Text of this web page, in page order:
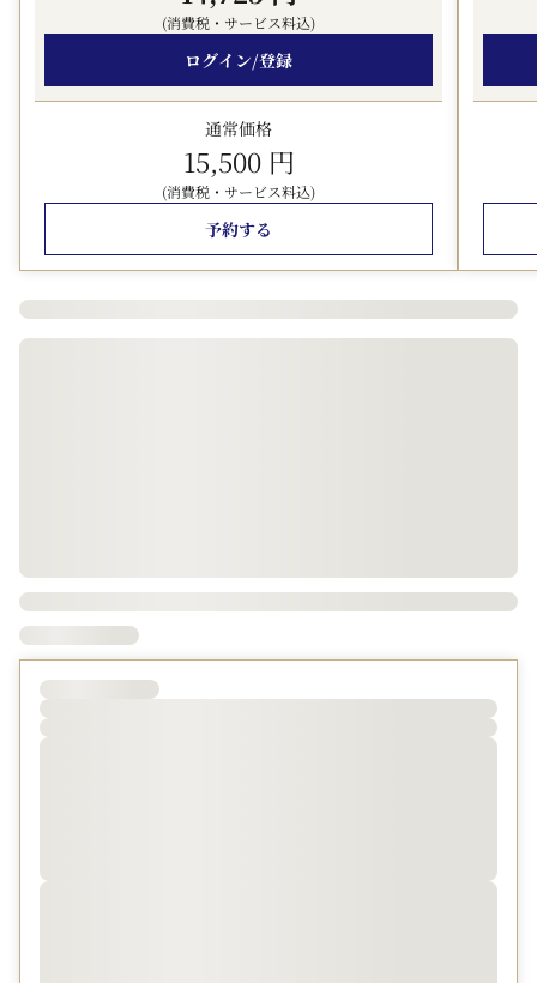
寛げるお部屋タイプもご用意！（アドバンスフロアのみ）
・旅の目的に合わせてご利用いただける、機能性と利便性
を兼ね備えた多様な客室
・京浜急行「穴守稲荷駅」より徒歩3分の好立地
【レストラン：Cafe&Dining HARUHORO】
入口をくぐると光をふんだんに取り込んだ開放的なテーブ
ル席が広がります。
素材を生かし四季折々の食材をふんだんに使用した週替わ
りのランチメニューや、
おります。
ホテル出発は4：00a.m.～、空港からホテルへは0：
00a.m.前後まで運行しているので、
早朝便や深夜に到着される方にも安心してご利用いただけ
ます。
※詳細は公式ホームページをご確認ください。
※交通事情等により遅れることもございますので、必ず余
00）
(消費税・サービス料込)
ログイン/登録
通常価格
15,500 円
(消費税・サービス料込)
予約する